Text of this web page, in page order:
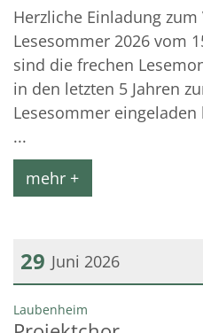
Herzliche Einladung
Lesesommer 2026 vom
sind die frechen
in den letzten 5 Jahren
Lesesommer
...
mehr +
29 Juni 2026
Datum: 29. Juni 2026
Laubenheim